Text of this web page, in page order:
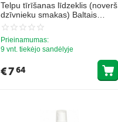
Telpu tīrīšanas līdzeklis (noverš
dzīvnieku smakas) Baltais
Muskuss 1L
Prieinamumas:
9 vnt. tiekėjo sandėlyje
€764